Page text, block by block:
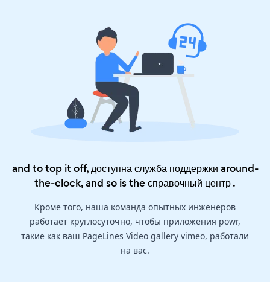
and to top it off, доступна служба поддержки around-
the-clock, and so is theсправочный центр.
Кроме того, наша команда опытных инженеров
работает круглосуточно, чтобы приложения powr,
такие как ваш PageLines Video gallery vimeo, работали
на вас.